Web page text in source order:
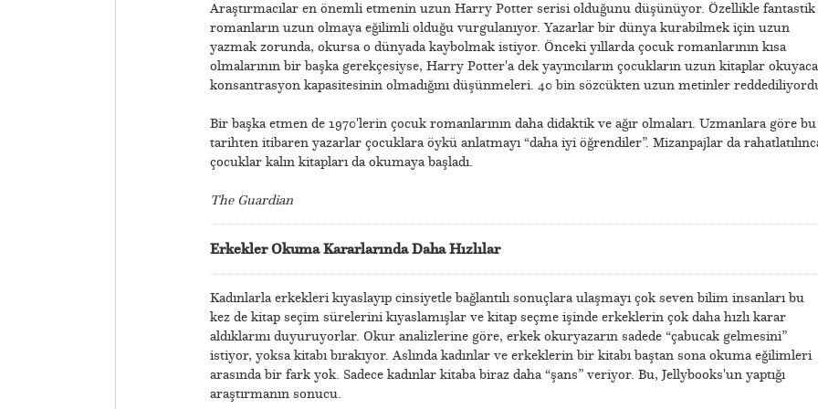
Araştırmacılar en önemli etmenin uzun Harry Potter serisi olduğunu düşünüyor. Özellikle fantastik
romanların uzun olmaya eğilimli olduğu vurgulanıyor. Yazarlar bir dünya kurabilmek için uzun
yazmak zorunda, okursa o dünyada kaybolmak istiyor. Önceki yıllarda çocuk romanlarının kısa
olmalarının bir başka gerekçesiyse, Harry Potter'a dek yayıncıların çocukların uzun kitaplar
konsantrasyon kapasitesinin olmadığını düşünmeleri. 40 bin sözcükten uzun metinler
Bir başka etmen de 1970'lerin çocuk romanlarının daha didaktik ve ağır olmaları. Uzmanlara göre bu
tarihten itibaren yazarlar çocuklara öykü anlatmayı “daha iyi öğrendiler”. Mizanpajlar da
çocuklar kalın kitapları da okumaya başladı.
The Guardian
Erkekler Okuma Kararlarında Daha Hızlılar
Kadınlarla erkekleri kıyaslayıp cinsiyetle bağlantılı sonuçlara ulaşmayı çok seven bilim insanları bu
kez de kitap seçim sürelerini kıyaslamışlar ve kitap seçme işinde erkeklerin çok daha hızlı karar
aldıklarını duyuruyorlar. Okur analizlerine göre, erkek okuryazarın sadede “çabucak gelmesini”
istiyor, yoksa kitabı bırakıyor. Aslında kadınlar ve erkeklerin bir kitabı baştan sona okuma eğilimleri
arasında bir fark yok. Sadece kadınlar kitaba biraz daha “şans” veriyor. Bu, Jellybooks'un yaptığı
araştırmanın sonucu.